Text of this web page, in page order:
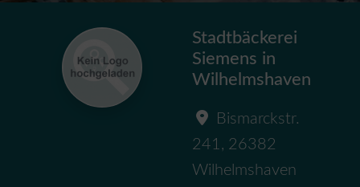
Stadtbäckerei
Siemens in
Wilhelmshaven
Bismarckstr.
241, 26382
Wilhelmshaven